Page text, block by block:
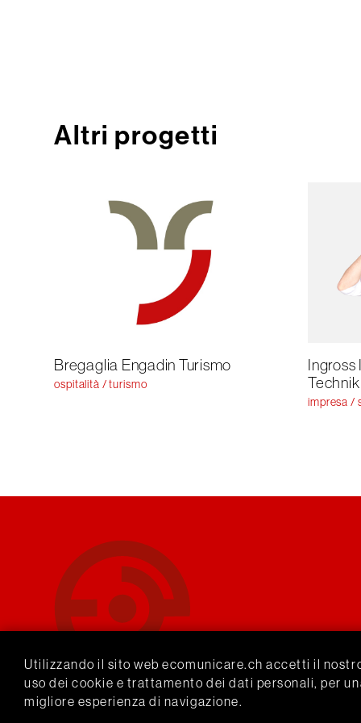
Altri progetti
Bregaglia Engadin Turismo
ospitalità / turismo
Ingross
Technik
impresa /
Utilizzando il sito web ecomunicare.ch accetti il
uso dei cookie e trattamento dei dati personali, per
migliore esperienza di navigazione.